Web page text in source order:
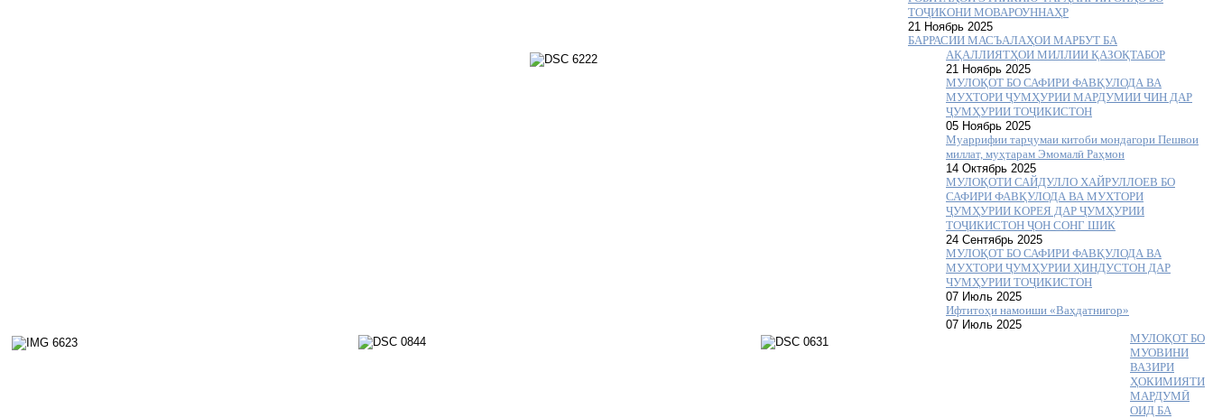
ТОҶИКОНИ МОВАРОУННАҲР
21 Ноябрь 2025
БАРРАСИИ МАСЪАЛАҲОИ МАРБУТ БА
АҚАЛЛИЯТҲОИ МИЛЛИИ ҚАЗОҚТАБОР
21 Ноябрь 2025
МУЛОҚОТ БО САФИРИ ФАВҚУЛОДА ВА
МУХТОРИ ҶУМҲУРИИ МАРДУМИИ ЧИН ДАР
ҶУМҲУРИИ ТОҶИКИСТОН
05 Ноябрь 2025
Муаррифии тарҷумаи китоби мондагори Пешвои
миллат, муҳтарам Эмомалӣ Раҳмон
14 Октябрь 2025
МУЛОҚОТИ САЙДУЛЛО ХАЙРУЛЛОЕВ БО
САФИРИ ФАВҚУЛОДА ВА МУХТОРИ
ҶУМҲУРИИ КОРЕЯ ДАР ҶУМҲУРИИ
ТОҶИКИСТОН ҶОН СОНГ ШИК
24 Сентябрь 2025
МУЛОҚОТ БО САФИРИ ФАВҚУЛОДА ВА
МУХТОРИ ҶУМҲУРИИ ҲИНДУСТОН ДАР
ЧУМҲУРИИ ТОҶИКИСТОН
07 Июль 2025
Ифтитоҳи намоиши «Ваҳдатнигор»
07 Июль 2025
МУЛОҚОТ БО
МУОВИНИ
ВАЗИРИ
ҲОКИМИЯТИ
МАРДУМӢ
ОИД БА